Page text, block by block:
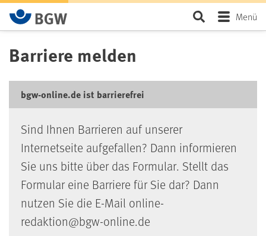
Zum Hauptinhalt springen SeiteMenü
Barriere melden
bgw-online.de ist barrierefrei
Sind Ihnen Barrieren auf unserer
Internetseite aufgefallen? Dann informieren
Sie uns bitte über das Formular. Stellt das
Formular eine Barriere für Sie dar? Dann
nutzen Sie die E-Mail online-
redaktion@bgw-online.de